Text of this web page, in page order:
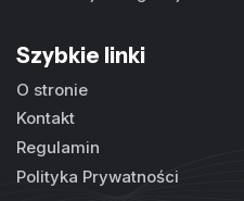
Szybkie linki
O stronie
Kontakt
Regulamin
Polityka Prywatności